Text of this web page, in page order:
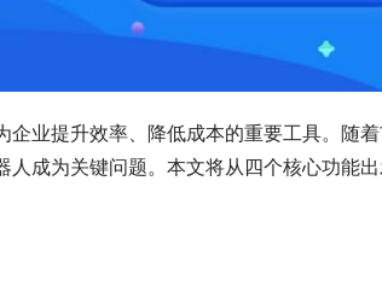
企业提升效率、降低成本的重要工具。随
成为关键问题。本文将从四个核心功能